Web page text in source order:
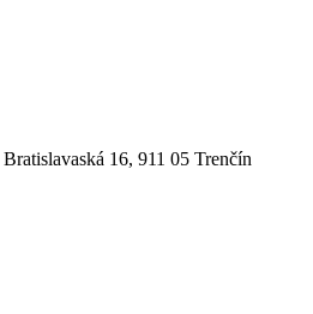
16, 911 05 Trenčín